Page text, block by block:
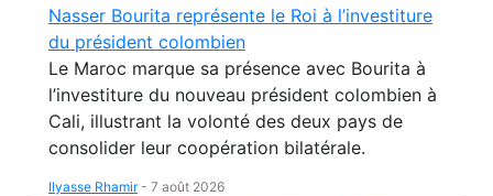
Nasser Bourita représente le Roi à l’investiture
du président colombien
Le Maroc marque sa présence avec Bourita à
l’investiture du nouveau président colombien à
Cali, illustrant la volonté des deux pays de
consolider leur coopération bilatérale.
Ilyasse Rhamir- 7 août 2026